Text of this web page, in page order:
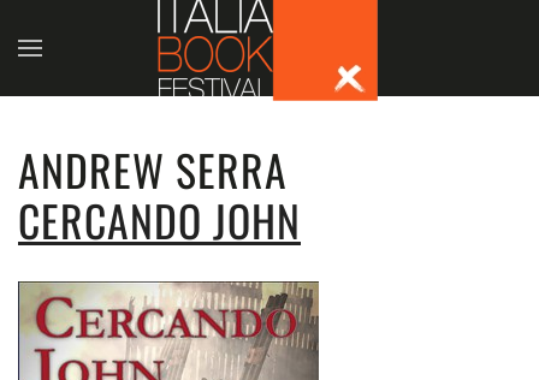
Skip to main content
ANDREW SERRA
CERCANDO JOHN